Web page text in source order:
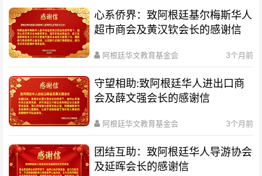
心系侨界​：致阿根廷基尔梅斯华人
超市商会及黄汉钦会长的感谢信
阿根廷华文教育基金会 3个月前
守望相助:致阿根廷华人进出口商
会及薛文强会长的感谢信
阿根廷华文教育基金会 3个月前
团结互助：致阿根廷华人导游协会
及延晖会长的感谢信